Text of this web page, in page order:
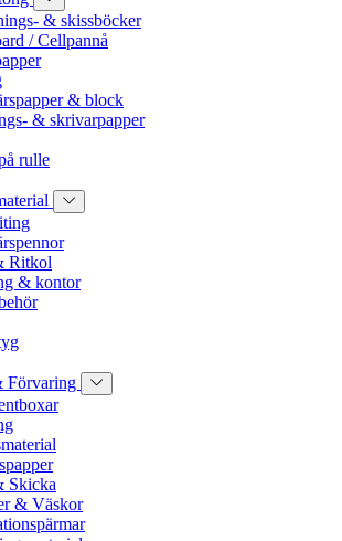
& skissböcker
/ Cellpannå
& block
& skrivarpapper
rulle
Ritkol
& kontor
Förvaring
Skicka
& Väskor